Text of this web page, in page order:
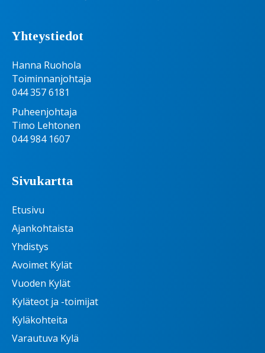
Yhteystiedot
Hanna Ruohola
Toiminnanjohtaja
044 357 6181
Puheenjohtaja
Timo Lehtonen
044 984 1607
Sivukartta
Etusivu
Ajankohtaista
Yhdistys
Avoimet Kylät
Vuoden Kylät
Kyläteot ja -toimijat
Kyläkohteita
Varautuva Kylä